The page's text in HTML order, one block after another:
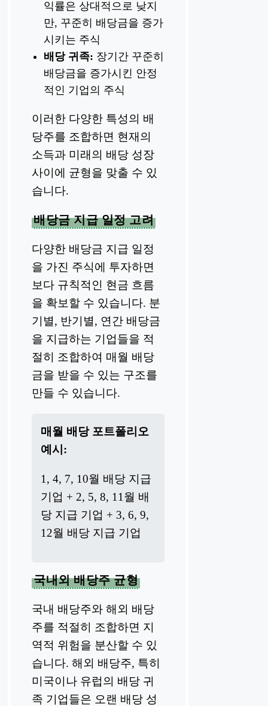
익률은 상대적으로 낮지
만, 꾸준히 배당금을 증가
시키는 주식
배당 귀족: 장기간 꾸준히
배당금을 증가시킨 안정
적인 기업의 주식
이러한 다양한 특성의 배
당주를 조합하면 현재의
소득과 미래의 배당 성장
사이에 균형을 맞출 수 있
습니다.
배당금 지급 일정 고려
다양한 배당금 지급 일정
을 가진 주식에 투자하면
보다 규칙적인 현금 흐름
을 확보할 수 있습니다. 분
기별, 반기별, 연간 배당금
을 지급하는 기업들을 적
절히 조합하여 매월 배당
금을 받을 수 있는 구조를
만들 수 있습니다.
매월 배당 포트폴리오
예시:
1, 4, 7, 10월 배당 지급
기업 + 2, 5, 8, 11월 배
당 지급 기업 + 3, 6, 9,
12월 배당 지급 기업
국내외 배당주 균형
국내 배당주와 해외 배당
주를 적절히 조합하면 지
역적 위험을 분산할 수 있
습니다. 해외 배당주, 특히
미국이나 유럽의 배당 귀
족 기업들은 오랜 배당 성